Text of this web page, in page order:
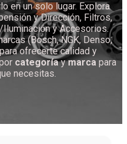
en un solo lugar. Explora
y Dirección, Filtros,
y Accesorios.
(Bosch, NGK, Denso,
ofrecerte calidad y
categoríaymarcapara
necesitas.